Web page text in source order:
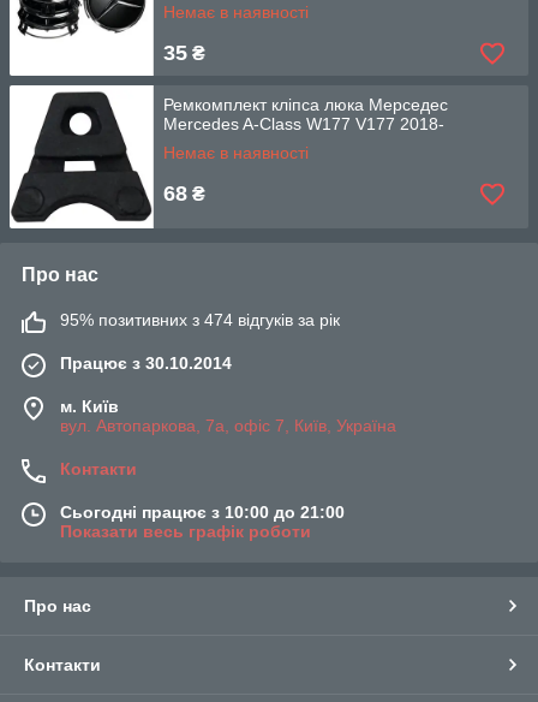
Немає в наявності
35 ₴
Ремкомплект кліпса люка Мерседес
Mercedes A-Class W177 V177 2018-
Немає в наявності
68 ₴
Про нас
95% позитивних з 474 відгуків за рік
Працює з 30.10.2014
м. Київ
вул. Автопаркова, 7а, офіс 7, Київ, Україна
Контакти
Сьогодні працює з 10:00 до 21:00
Показати весь графік роботи
Про нас
Контакти